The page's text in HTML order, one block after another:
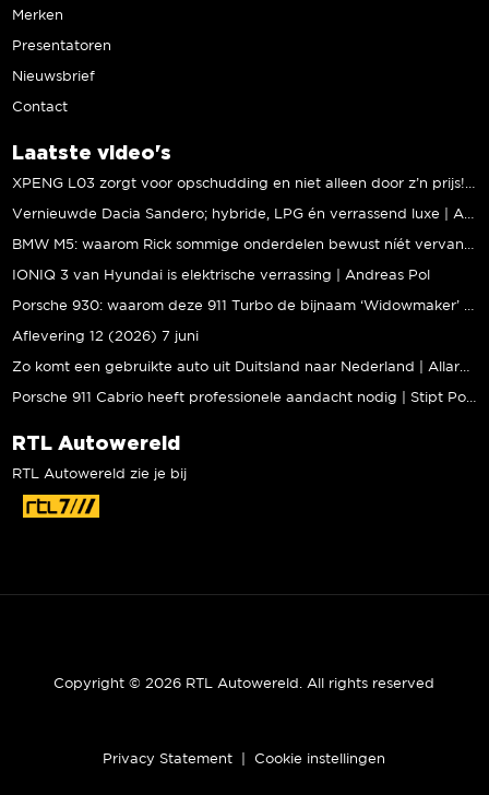
Merken
Presentatoren
Nieuwsbrief
Contact
Laatste video's
XPENG L03 zorgt voor opschudding en niet alleen door z’n prijs! | Jeroen Mul
Vernieuwde Dacia Sandero; hybride, LPG én verrassend luxe | Andreas Pol
BMW M5: waarom Rick sommige onderdelen bewust níét vervangt | Stipt Polish Point
IONIQ 3 van Hyundai is elektrische verrassing | Andreas Pol
Porsche 930: waarom deze 911 Turbo de bijnaam ‘Widowmaker’ kreeg | Gallery Aaldering
Aflevering 12 (2026) 7 juni
Zo komt een gebruikte auto uit Duitsland naar Nederland | Allard Kalff
Porsche 911 Cabrio heeft professionele aandacht nodig | Stipt Polish Point
RTL Autowereld
RTL Autowereld zie je bij
Copyright © 2026 RTL Autowereld. All rights reserved
Privacy Statement Cookie instellingen